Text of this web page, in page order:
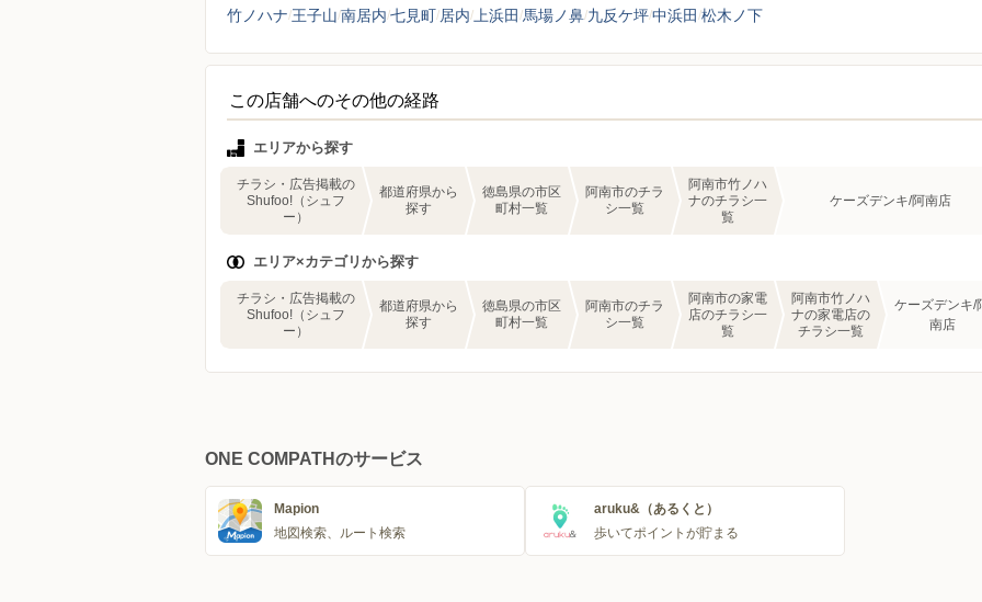
竹ノハナ 王子山 南居内 七見町 居内 上浜田 馬場ノ鼻 九反ケ坪中浜田 松木ノ下
この店舗へのその他の経路
エリアから探す
チラシ・広告掲載の
Shufoo!（シュフ
ー）
都道府県から
探す
徳島県の市区
町村一覧
阿南市のチラ
シ一覧
阿南市竹ノハ
ナのチラシ一
覧
ケーズデンキ/阿南店
エリア×カテゴリから探す
チラシ・広告掲載の
Shufoo!（シュフ
ー）
都道府県から
探す
徳島県の市区
町村一覧
阿南市のチラ
シ一覧
阿南市の家電
店のチラシ一
覧
阿南市竹ノハ
ナの家電店の
チラシ一覧
ケーズデンキ/
南店
ONE COMPATHのサービス
Mapion
地図検索、ルート検索
aruku&（あるくと）
歩いてポイントが貯まる